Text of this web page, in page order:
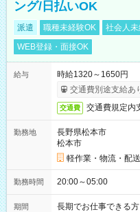
ング/日払いOK
派遣 職種未経験OK 社会人
WEB登録・面接OK
給与
時給1320～1650円
交通費別途支給あ
交通費 交通費規定内
勤務地
長野県松本市
松本市
軽作業・物流・配
勤務時間 20:00～05:00
期間 長期でお仕事できる方